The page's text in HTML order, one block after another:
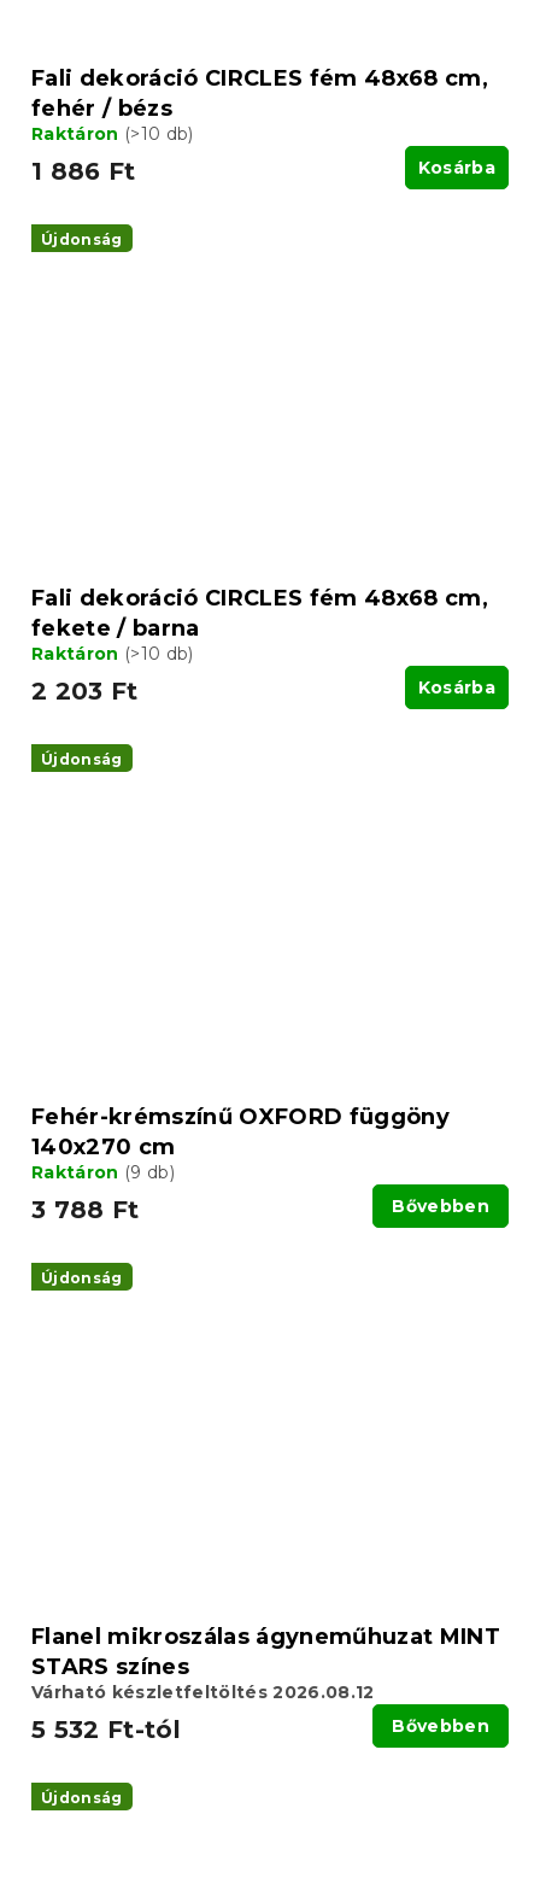
Fali dekoráció CIRCLES fém 48x68 cm,
fehér / bézs
Raktáron (>10 db)
1 886 Ft Kosárba
Újdonság
Fali dekoráció CIRCLES fém 48x68 cm,
fekete / barna
Raktáron (>10 db)
2 203 Ft Kosárba
Újdonság
Fehér-krémszínű OXFORD függöny
140x270 cm
Raktáron (9 db)
3 788 Ft Bővebben
Újdonság
Flanel mikroszálas ágyneműhuzat MINT
STARS színes
Várható készletfeltöltés 2026.08.12
5 532 Ft-tól Bővebben
Újdonság